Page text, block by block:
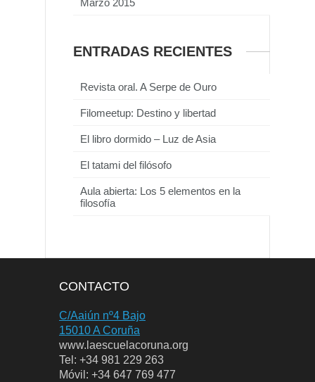
ENTRADAS RECIENTES
Revista oral. A Serpe de Ouro
Filomeetup: Destino y libertad
El libro dormido – Luz de Asia
El tatami del filósofo
Aula abierta: Los 5 elementos en la
filosofía
CONTACTO
C/Aaiún nº4 Bajo
15010 A Coruña
www.laescuelacoruna.org
Tel: +34 981 229 263
Móvil: +34 647 769 477